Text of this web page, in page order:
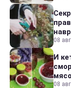
08
И
мясо
08